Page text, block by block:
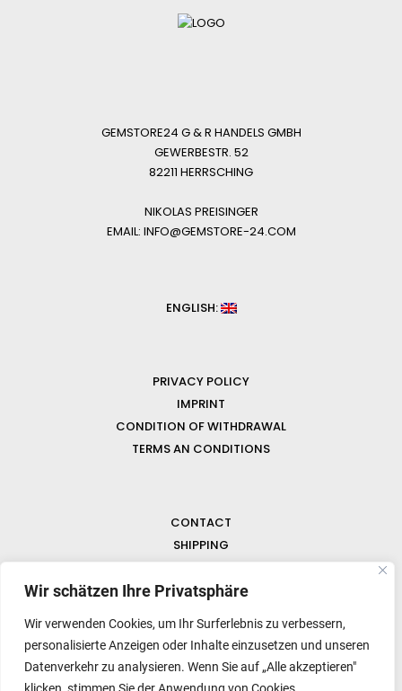
Wir schätzen Ihre Privatsphäre
Wir verwenden Cookies, um Ihr Surferlebnis zu verbessern,
personalisierte Anzeigen oder Inhalte einzusetzen und unseren
Datenverkehr zu analysieren. Wenn Sie auf „Alle akzeptieren"
GEMSTORE24 G & R HANDELS GMBH
GEWERBESTR. 52
82211 HERRSCHING
NIKOLAS PREISINGER
EMAIL: INFO@GEMSTORE-24.COM
ENGLISH:
PRIVACY POLICY
IMPRINT
CONDITION OF WITHDRAWAL
TERMS AN CONDITIONS
CONTACT
SHIPPING
FAQ
NEWS & GEMSTONES